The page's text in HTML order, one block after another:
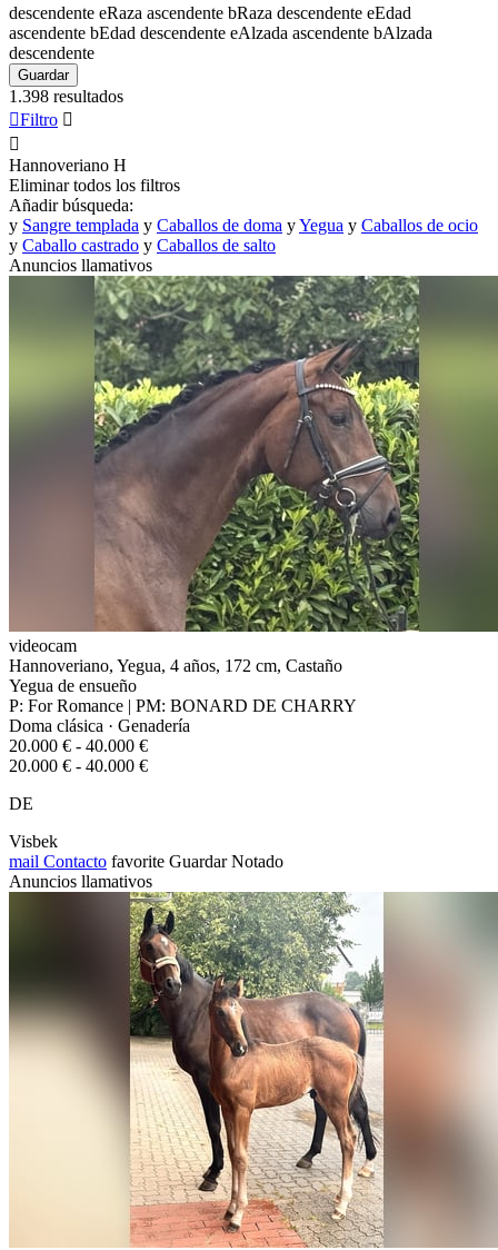
descendente eRaza ascendente bRaza descendente eEdad
ascendente bEdad descendente eAlzada ascendente bAlzada
descendente
Guardar
1.398 resultados
Filtro 

Hannoveriano H
Eliminar todos los filtros
Añadir búsqueda:
y Sangre templada y Caballos de doma yYegua y Caballos de ocio
y Caballo castrado y Caballos de salto
Anuncios llamativos
videocam
Hannoveriano, Yegua, 4 años, 172 cm, Castaño
Yegua de ensueño
P: For Romance | PM: BONARD DE CHARRY
Doma clásica · Genadería
20.000 € - 40.000 €
20.000 € - 40.000 €
DE
Visbek
mail Contacto favorite Guardar Notado
Anuncios llamativos